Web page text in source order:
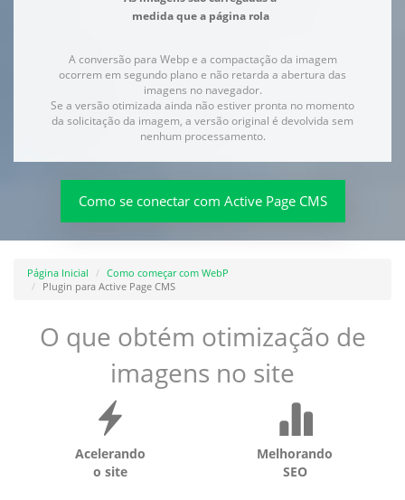
medida que a página rola
A conversão para Webp e a compactação da imagem
ocorrem em segundo plano e não retarda a abertura das
imagens no navegador.
Se a versão otimizada ainda não estiver pronta no momento
da solicitação da imagem, a versão original é devolvida sem
nenhum processamento.
Como se conectar com Active Page CMS
Página Inicial
Como começar com WebP
Plugin para Active Page CMS
O que obtém otimização de
imagens no site
Acelerando
o site
Melhorando
SEO